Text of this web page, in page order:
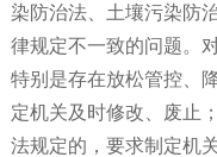
染防治法、土壤污染防
律规定不一致的问题。
特别是存在放松管控、
定机关及时修改、废止
法规定的，要求制定机